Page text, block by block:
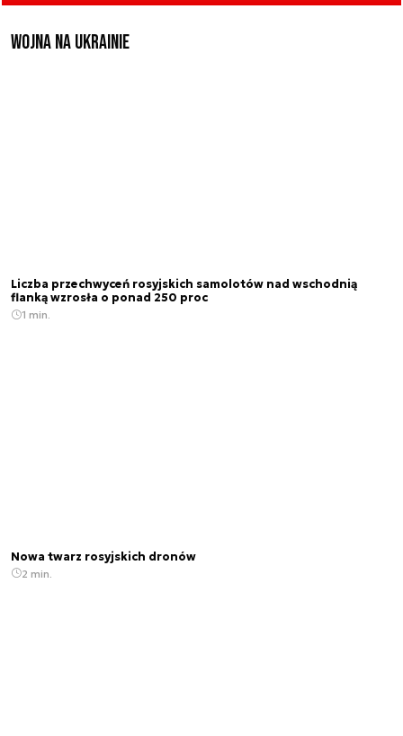
Wojna na Ukrainie
Liczba przechwyceń rosyjskich samolotów nad wschodnią
flanką wzrosła o ponad 250 proc
1 min.
Nowa twarz rosyjskich dronów
2 min.